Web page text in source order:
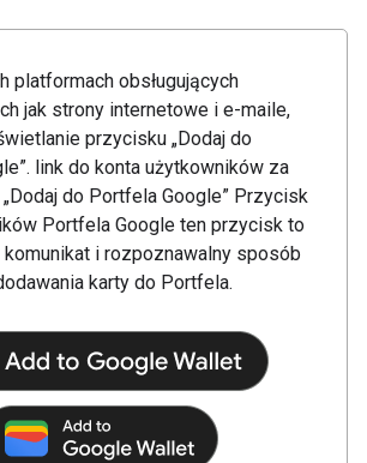
platformach obsługujących
jak strony internetowe i e-maile,
przycisku „Dodaj do
link do konta użytkowników za
do Portfela Google” Przycisk
Portfela Google ten przycisk to
i rozpoznawalny sposób
karty do Portfela.